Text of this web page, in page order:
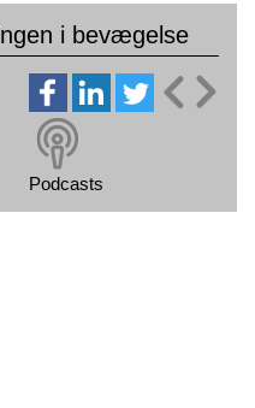
i bevægelse
Podcasts